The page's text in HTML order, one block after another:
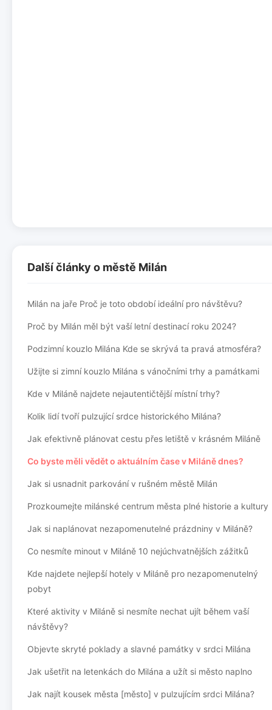
Další články o městě Milán
Milán na jaře Proč je toto období ideální pro návštěvu?
Proč by Milán měl být vaší letní destinací roku 2024?
Podzimní kouzlo Milána Kde se skrývá ta pravá atmosféra?
Užijte si zimní kouzlo Milána s vánočními trhy a památkami
Kde v Miláně najdete nejautentičtější místní trhy?
Kolik lidí tvoří pulzující srdce historického Milána?
Jak efektivně plánovat cestu přes letiště v krásném Miláně
Co byste měli vědět o aktuálním čase v Miláně dnes?
Jak si usnadnit parkování v rušném městě Milán
Prozkoumejte milánské centrum města plné historie a kultury
Jak si naplánovat nezapomenutelné prázdniny v Miláně?
Co nesmíte minout v Miláně 10 nejúchvatnějších zážitků
Kde najdete nejlepší hotely v Miláně pro nezapomenutelný
pobyt
Které aktivity v Miláně si nesmíte nechat ujít během vaší
návštěvy?
Objevte skryté poklady a slavné památky v srdci Milána
Jak ušetřit na letenkách do Milána a užít si město naplno
Jak najít kousek města [město] v pulzujícím srdci Milána?